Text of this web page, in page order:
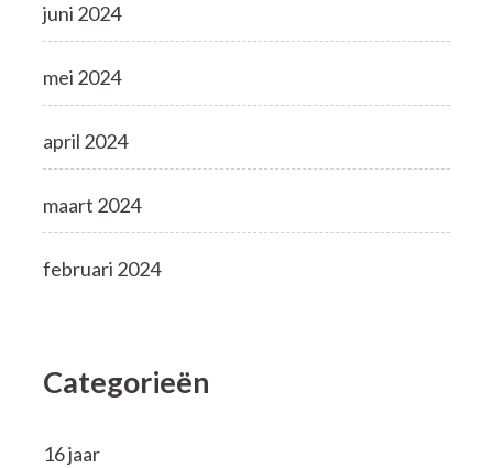
juni 2024
mei 2024
april 2024
maart 2024
februari 2024
Categorieën
16 jaar